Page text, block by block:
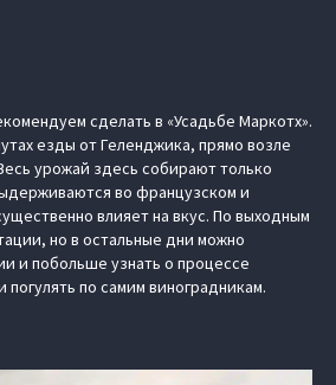
сделать в «Усадьбе Маркотх».
езды от Геленджика, прямо возле
урожай здесь собирают только
во французском и
влияет на вкус. По выходным
но в остальные дни можно
и побольше узнать о процессе
погулять по самим виноградникам.